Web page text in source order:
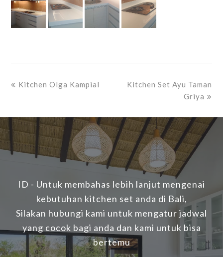
previous
Kitchen Olga Kampial
next
Kitchen Set Ayu Taman
Griya
ID - Untuk membahas lebih lanjut mengenai
kebutuhan kitchen set anda di Bali,
Silakan hubungi kami untuk mengatur jadwal
yang cocok bagi anda dan kami untuk bisa
bertemu